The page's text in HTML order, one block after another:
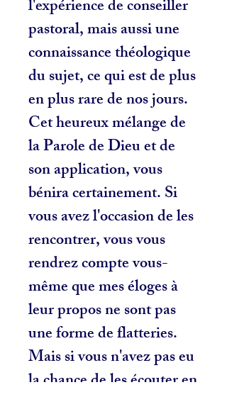
l'expérience de conseiller
pastoral, mais aussi une
connaissance théologique
du sujet, ce qui est de plus
en plus rare de nos jours.
Cet heureux mélange de
la Parole de Dieu et de
son application, vous
bénira certainement. Si
vous avez l'occasion de les
rencontrer, vous vous
rendrez compte vous-
même que mes éloges à
leur propos ne sont pas
une forme de flatteries.
Mais si vous n'avez pas eu
la chance de les écouter en